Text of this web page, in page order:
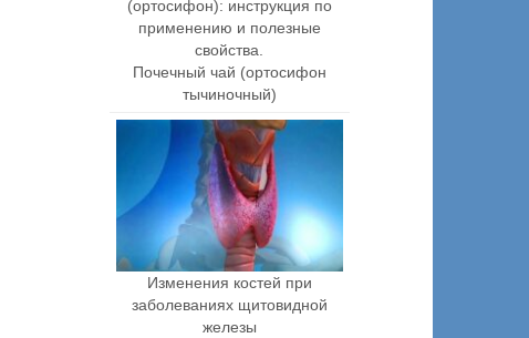
Почечный чай (ортосифон
тычиночный)
Изменения костей при
заболеваниях щитовидной
железы